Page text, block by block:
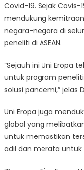
Covid-19. Sejak Covis-
mendukung
negara-negara di
peneliti di ASEAN.
“Sejauh ini Uni Eropa
untuk program
solusi pandemi,” jelas
Uni Eropa juga
global yang
untuk memastikan
adil dan merata untuk